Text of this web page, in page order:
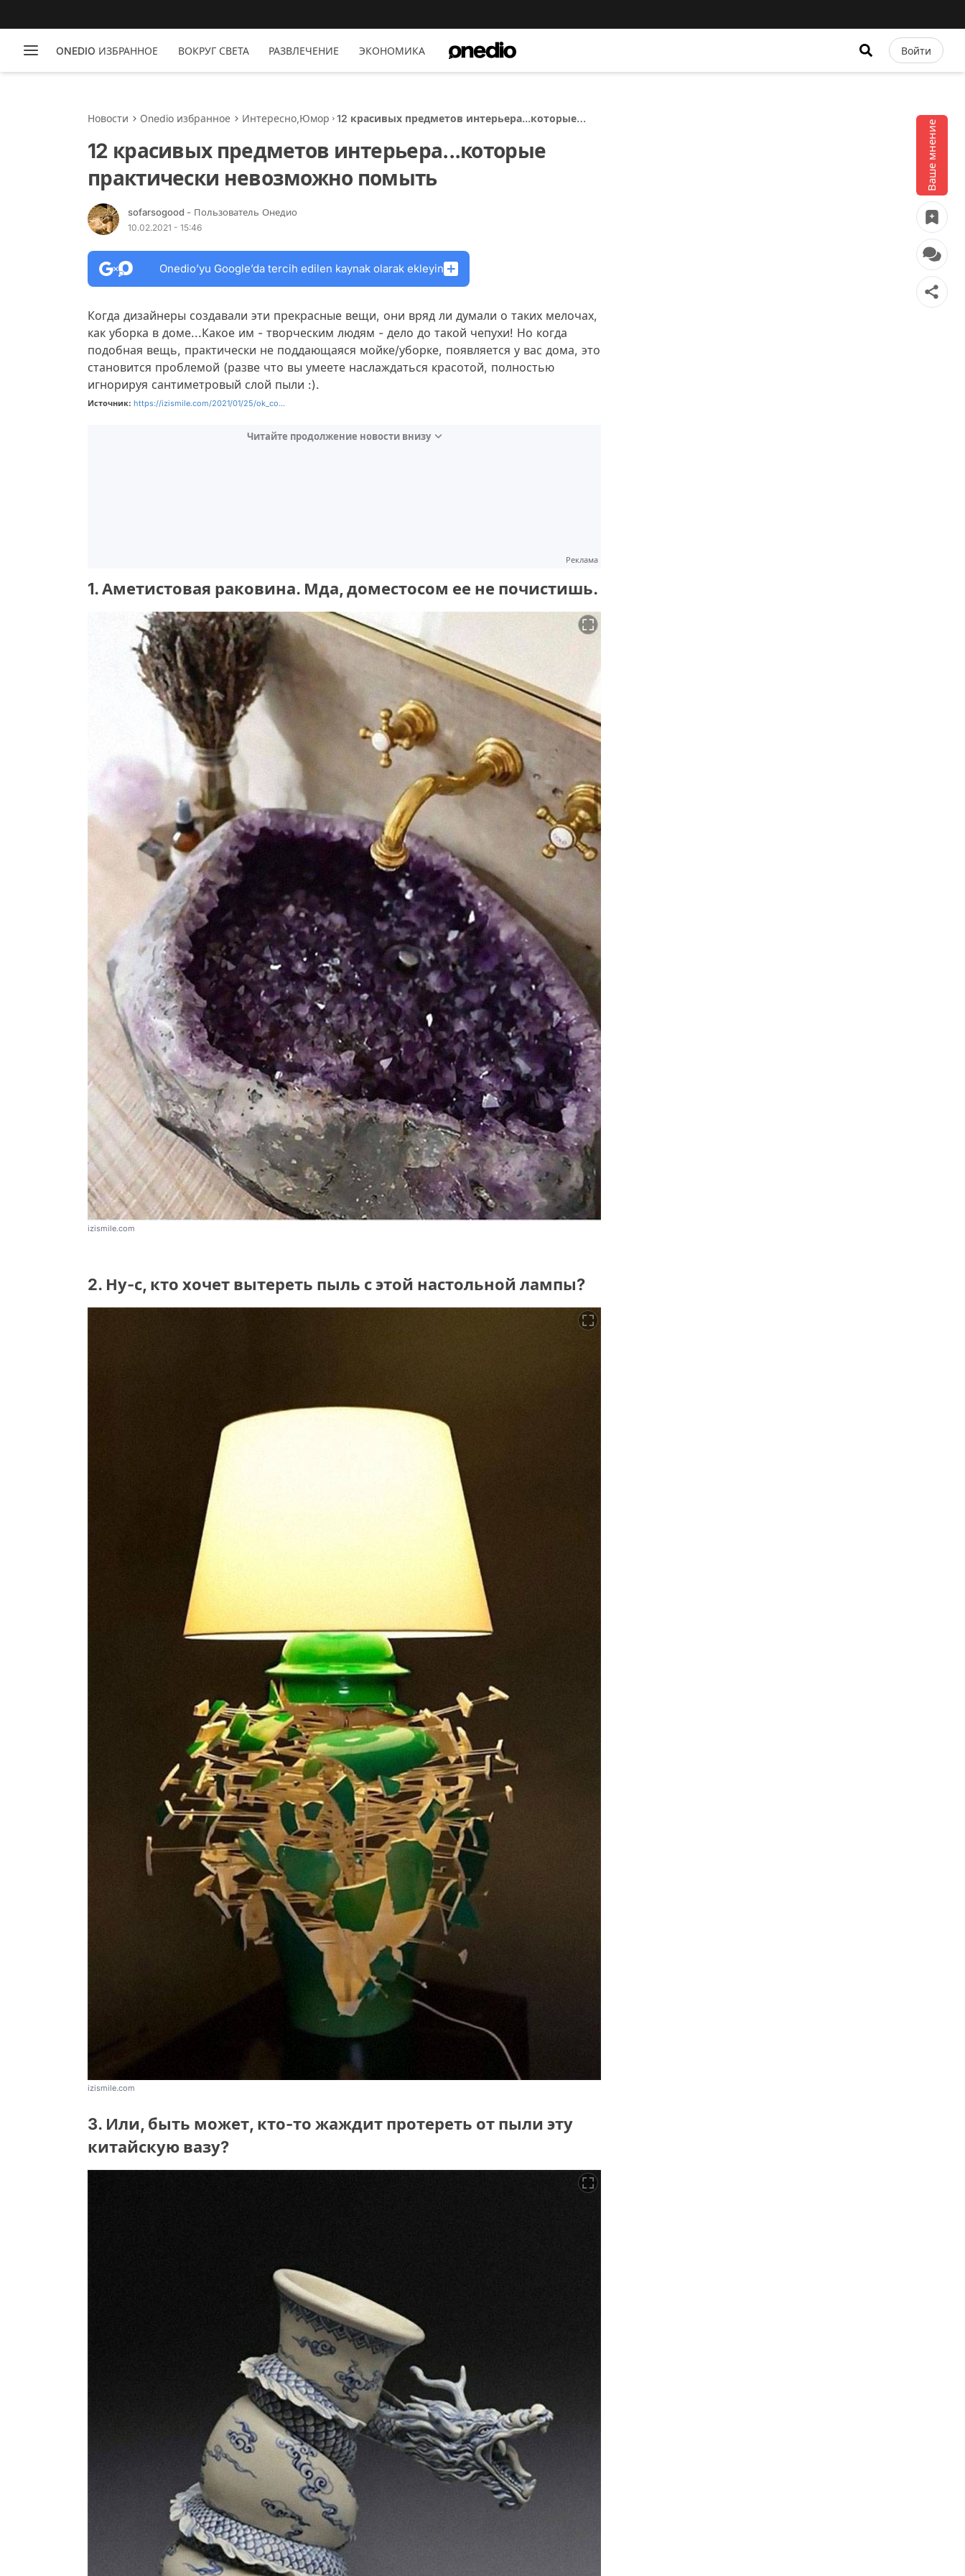
ONEDIO ИЗБРАННОЕ ВОКРУГ СВЕТА РАЗВЛЕЧЕНИЕ ЭКОНОМИКА Войти
Ваше мнение
Новости Onedio избранное Интересно,Юмор
12 красивых предметов интерьера...которые
12 красивых предметов интерьера...которые
практически невозможно помыть
sofarsogood - Пользователь Онедио
10.02.2021 - 15:46
Onedio’yu Google’da tercih edilen kaynak olarak ekleyin
Когда дизайнеры создавали эти прекрасные вещи, они вряд ли думали о таких мелочах,
как уборка в доме...Какое им - творческим людям - дело до такой чепухи! Но когда
подобная вещь, практически не поддающаяся мойке/уборке, появляется у вас дома, это
становится проблемой (разве что вы умеете наслаждаться красотой, полностью
игнорируя сантиметровый слой пыли :).
Источник: https://izismile.com/2021/01/25/ok_co...
Читайте продолжение новости внизу
Реклама
1. Аметистовая раковина. Мда, доместосом ее не почистишь.
izismile.com
2. Ну-с, кто хочет вытереть пыль с этой настольной лампы?
izismile.com
3. Или, быть может, кто-то жаждит протереть от пыли эту
китайскую вазу?